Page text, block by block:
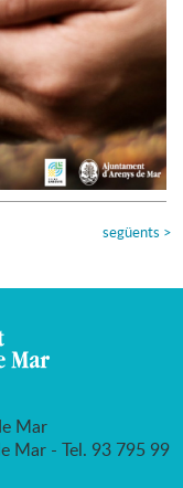
següents >
Mar
Mar - Tel. 93 795 99